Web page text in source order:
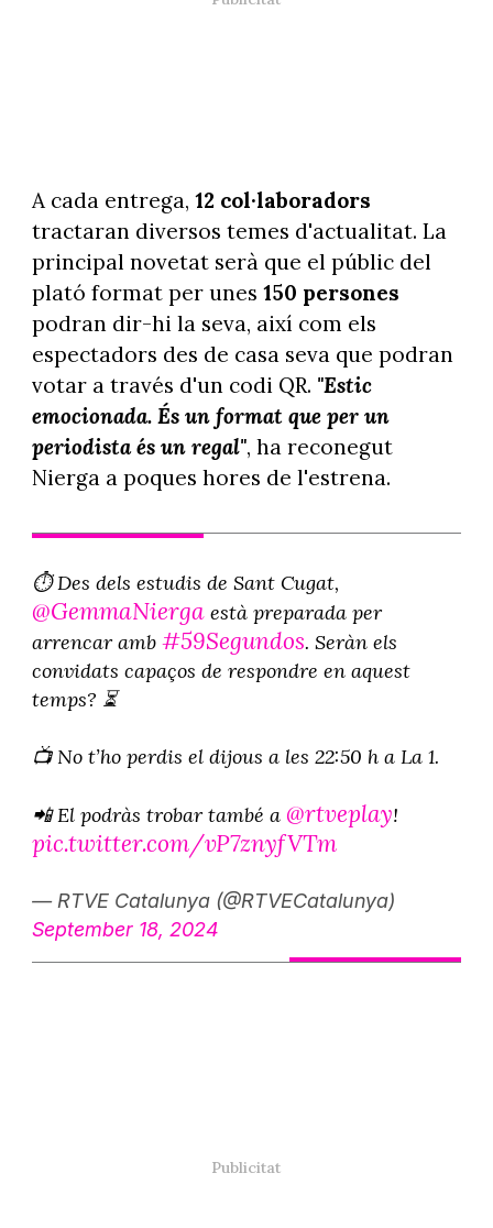
A cada entrega, 12 col·laboradors
tractaran diversos temes d'actualitat. La
principal novetat serà que el públic del
plató format per unes 150 persones
podran dir-hi la seva, així com els
espectadors des de casa seva que podran
votar a través d'un codi QR. "Estic
emocionada. És un format que per un
periodista és un regal", ha reconegut
Nierga a poques hores de l'estrena.
⏱️ Des dels estudis de Sant Cugat,
@GemmaNiergaestà preparada per
arrencar amb #59Segundos. Seràn els
convidats capaços de respondre en aquest
temps? ⏳
📺 No t’ho perdis el dijous a les 22:50 h a La 1.
📲 El podràs trobar també a @rtveplay!
pic.twitter.com/vP7znyfVTm
— RTVE Catalunya (@RTVECatalunya)
September 18, 2024